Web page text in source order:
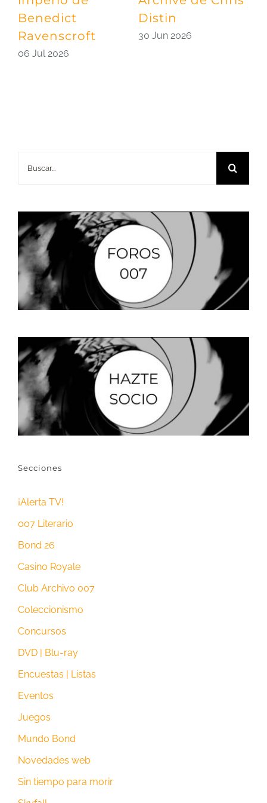
Benedict
Ravenscroft
06 Jul 2026
Distin
30 Jun 2026
Secciones
¡Alerta TV!
007 Literario
Bond 26
Casino Royale
Club Archivo 007
Coleccionismo
Concursos
DVD | Blu-ray
Encuestas | Listas
Eventos
Juegos
Mundo Bond
Novedades web
Sin tiempo para morir